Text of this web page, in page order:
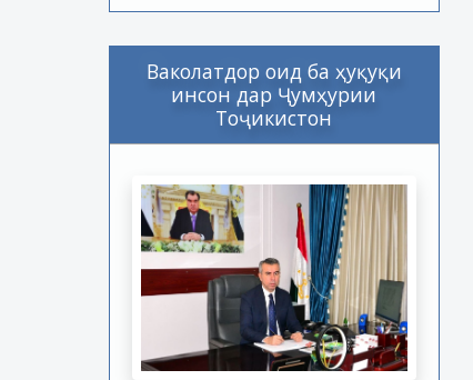
Ваколатдор оид ба ҳуқуқи
инсон дар Ҷумҳурии
Тоҷикистон